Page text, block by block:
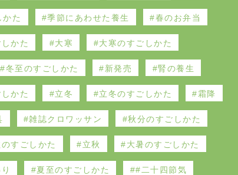
た 季節にあわせた養生 春のお弁当
かた 大寒 大寒のすごしかた
冬至のすごしかた 新発売 腎の養生
かた 立冬 立冬のすごしかた 霜降
雑誌クロワッサン 秋分のすごしかた
すごしかた 立秋 大暑のすごしかた
夏至のすごしかた #二十四節気